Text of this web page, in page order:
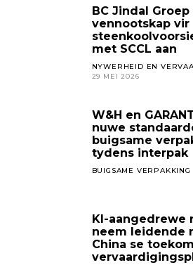
BC Jindal
vennootskap vir
met SCCL aan
NYWERHEID EN
29 MEI 2026
W&H en
nuwe
buigsame
tydens interpak
BUIGSAME VERPAKKING
KI-aangedrewe
neem leidende
China se